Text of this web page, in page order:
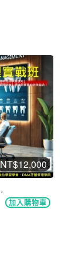
NT$12,000
加入購物車